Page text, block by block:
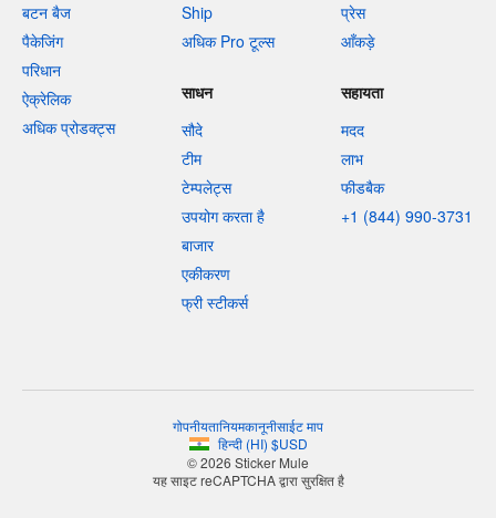
बटन बैज
पैकेजिंग
परिधान
ऐक्रेलिक
अधिक प्रोडक्ट्स
Ship
अधिक Pro टूल्स
प्रेस
आँकड़े
साधन
सौदे
टीम
टेम्पलेट्स
उपयोग करता है
बाजार
एकीकरण
फ्री स्टीकर्स
सहायता
मदद
लाभ
फीडबैक
+1 (844) 990-3731
गोपनीयतानियमकानूनीसाईट माप
हिन्दी(HI) $USD
© 2026 Sticker Mule
यह साइट reCAPTCHA द्वारा सुरक्षित है